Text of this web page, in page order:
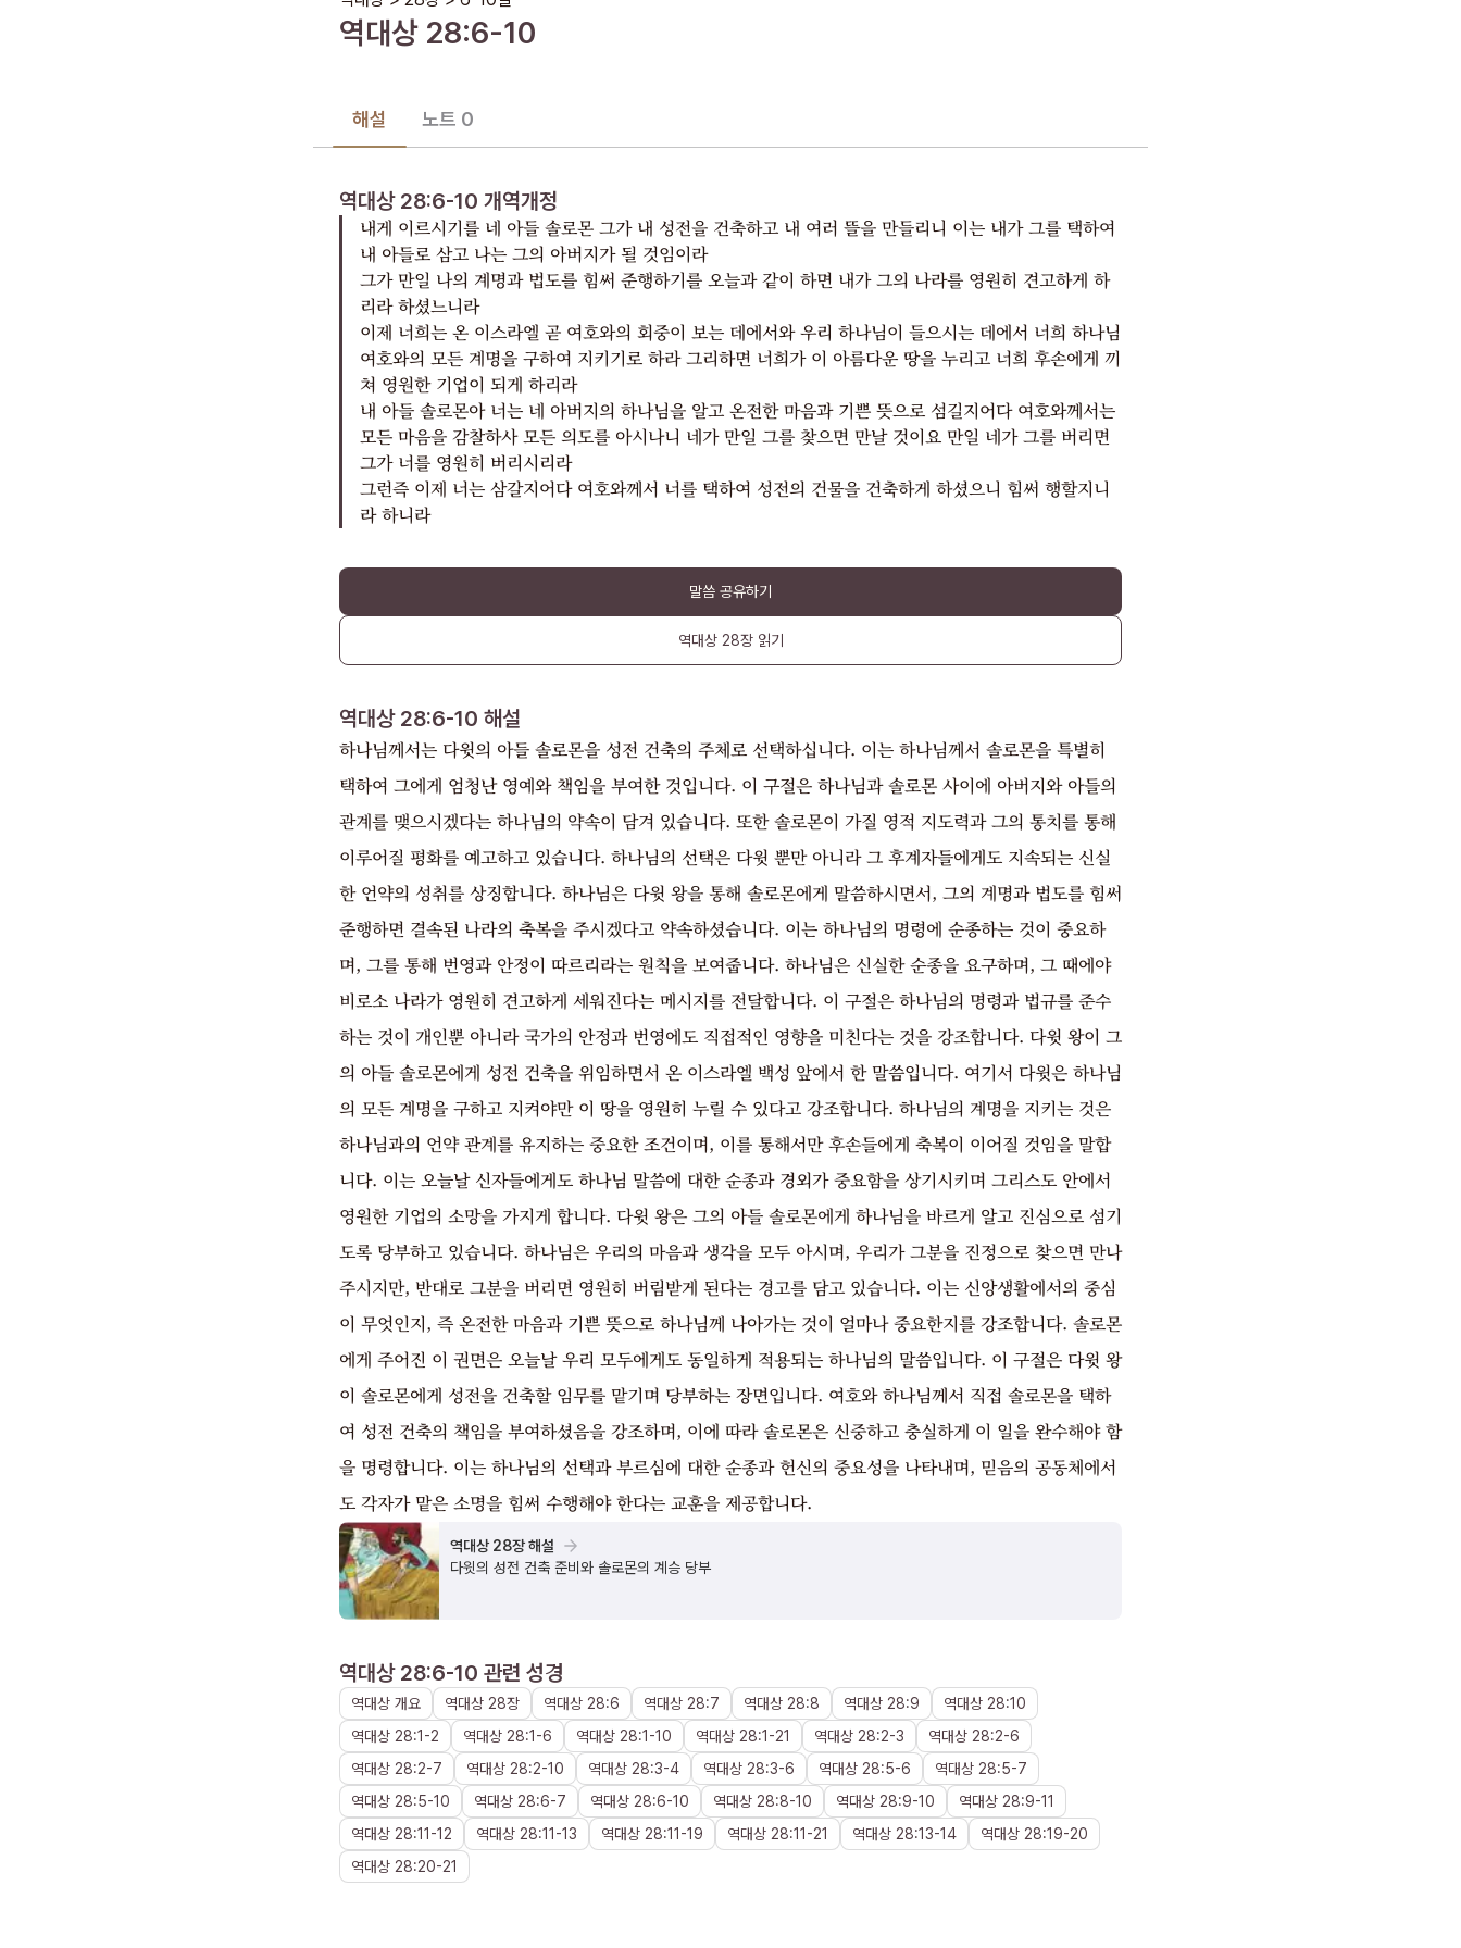
역대상 28:6-10
해설 노트 0
역대상 28:6-10 개역개정
내게 이르시기를 네 아들 솔로몬 그가 내 성전을 건축하고 내 여러 뜰을 만들리니 이는 내가 그를 택하여
내 아들로 삼고 나는 그의 아버지가 될 것임이라
그가 만일 나의 계명과 법도를 힘써 준행하기를 오늘과 같이 하면 내가 그의 나라를 영원히 견고하게 하
리라 하셨느니라
이제 너희는 온 이스라엘 곧 여호와의 회중이 보는 데에서와 우리 하나님이 들으시는 데에서 너희 하나님
여호와의 모든 계명을 구하여 지키기로 하라 그리하면 너희가 이 아름다운 땅을 누리고 너희 후손에게 끼
쳐 영원한 기업이 되게 하리라
내 아들 솔로몬아 너는 네 아버지의 하나님을 알고 온전한 마음과 기쁜 뜻으로 섬길지어다 여호와께서는
모든 마음을 감찰하사 모든 의도를 아시나니 네가 만일 그를 찾으면 만날 것이요 만일 네가 그를 버리면
그가 너를 영원히 버리시리라
그런즉 이제 너는 삼갈지어다 여호와께서 너를 택하여 성전의 건물을 건축하게 하셨으니 힘써 행할지니
라 하니라
말씀 공유하기
역대상 28장읽기
역대상 28:6-10 해설
하나님께서는 다윗의 아들 솔로몬을 성전 건축의 주체로 선택하십니다. 이는 하나님께서 솔로몬을 특별히
택하여 그에게 엄청난 영예와 책임을 부여한 것입니다. 이 구절은 하나님과 솔로몬 사이에 아버지와 아들의
관계를 맺으시겠다는 하나님의 약속이 담겨 있습니다. 또한 솔로몬이 가질 영적 지도력과 그의 통치를 통해
이루어질 평화를 예고하고 있습니다. 하나님의 선택은 다윗 뿐만 아니라 그 후계자들에게도 지속되는 신실
한 언약의 성취를 상징합니다. 하나님은 다윗 왕을 통해 솔로몬에게 말씀하시면서, 그의 계명과 법도를 힘써
준행하면 결속된 나라의 축복을 주시겠다고 약속하셨습니다. 이는 하나님의 명령에 순종하는 것이 중요하
며, 그를 통해 번영과 안정이 따르리라는 원칙을 보여줍니다. 하나님은 신실한 순종을 요구하며, 그 때에야
비로소 나라가 영원히 견고하게 세워진다는 메시지를 전달합니다. 이 구절은 하나님의 명령과 법규를 준수
하는 것이 개인뿐 아니라 국가의 안정과 번영에도 직접적인 영향을 미친다는 것을 강조합니다. 다윗 왕이 그
의 아들 솔로몬에게 성전 건축을 위임하면서 온 이스라엘 백성 앞에서 한 말씀입니다. 여기서 다윗은 하나님
의 모든 계명을 구하고 지켜야만 이 땅을 영원히 누릴 수 있다고 강조합니다. 하나님의 계명을 지키는 것은
하나님과의 언약 관계를 유지하는 중요한 조건이며, 이를 통해서만 후손들에게 축복이 이어질 것임을 말합
니다. 이는 오늘날 신자들에게도 하나님 말씀에 대한 순종과 경외가 중요함을 상기시키며 그리스도 안에서
영원한 기업의 소망을 가지게 합니다. 다윗 왕은 그의 아들 솔로몬에게 하나님을 바르게 알고 진심으로 섬기
도록 당부하고 있습니다. 하나님은 우리의 마음과 생각을 모두 아시며, 우리가 그분을 진정으로 찾으면 만나
주시지만, 반대로 그분을 버리면 영원히 버림받게 된다는 경고를 담고 있습니다. 이는 신앙생활에서의 중심
이 무엇인지, 즉 온전한 마음과 기쁜 뜻으로 하나님께 나아가는 것이 얼마나 중요한지를 강조합니다. 솔로몬
에게 주어진 이 권면은 오늘날 우리 모두에게도 동일하게 적용되는 하나님의 말씀입니다. 이 구절은 다윗 왕
이 솔로몬에게 성전을 건축할 임무를 맡기며 당부하는 장면입니다. 여호와 하나님께서 직접 솔로몬을 택하
여 성전 건축의 책임을 부여하셨음을 강조하며, 이에 따라 솔로몬은 신중하고 충실하게 이 일을 완수해야 함
을 명령합니다. 이는 하나님의 선택과 부르심에 대한 순종과 헌신의 중요성을 나타내며, 믿음의 공동체에서
도 각자가 맡은 소명을 힘써 수행해야 한다는 교훈을 제공합니다.
역대상 28장 해설
다윗의 성전 건축 준비와 솔로몬의 계승 당부
역대상 28:6-10 관련 성경
역대상 개요 역대상 28장 역대상 28:6 역대상 28:7 역대상 28:8 역대상 28:9 역대상 28:10
역대상 28:1 -2 역대상 28:1 -6 역대상 28:1 -10 역대상 28:1 -21 역대상 28:2-3 역대상 28:2-6
역대상 28:2-7 역대상 28:2-10 역대상 28:3-4 역대상 28:3-6 역대상 28:5-6 역대상 28:5-7
역대상 28:5-10 역대상 28:6-7 역대상 28:6-10 역대상 28:8-10 역대상 28:9-10 역대상 28:9-11
역대상 28:11 -12 역대상 28:11 -13 역대상 28:11 -19 역대상 28:11 -21 역대상 28:13-14 역대상 28:19-20
역대상 28:20-21